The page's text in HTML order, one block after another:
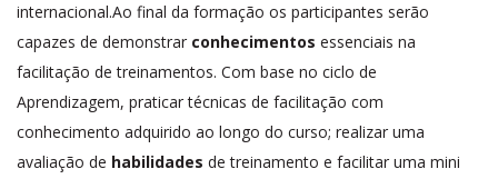
internacional.Ao final da formação os participantes serão
capazes de demonstrar conhecimentos essenciais na
facilitação de treinamentos. Com base no ciclo de
Aprendizagem, praticar técnicas de facilitação com
conhecimento adquirido ao longo do curso; realizar uma
avaliação de habilidades de treinamento e facilitar uma mini